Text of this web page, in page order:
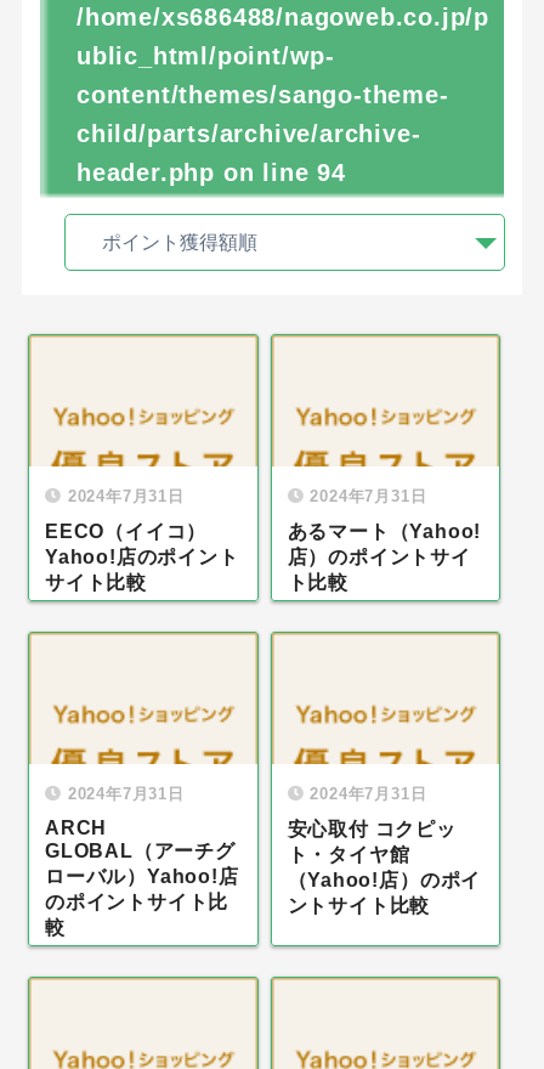
/home/xs686488/nagoweb.co.jp/p
ublic_html/point/wp-
content/themes/sango-theme-
child/parts/archive/archive-
header.php on line94
2024年7月31日
EECO（イイコ）
Yahoo!店のポイント
サイト比較
2024年7月31日
あるマート（Yahoo!
店）のポイントサイ
ト比較
2024年7月31日
ARCH
GLOBAL（アーチグ
ローバル）Yahoo!店
のポイントサイト比
較
2024年7月31日
安心取付 コクピッ
ト・タイヤ館
（Yahoo!店）のポイ
ントサイト比較